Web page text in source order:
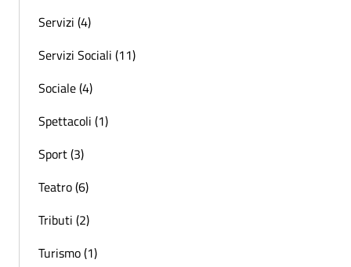
Servizi (4)
Servizi Sociali (11)
Sociale (4)
Spettacoli (1)
Sport (3)
Teatro (6)
Tributi (2)
Turismo (1)